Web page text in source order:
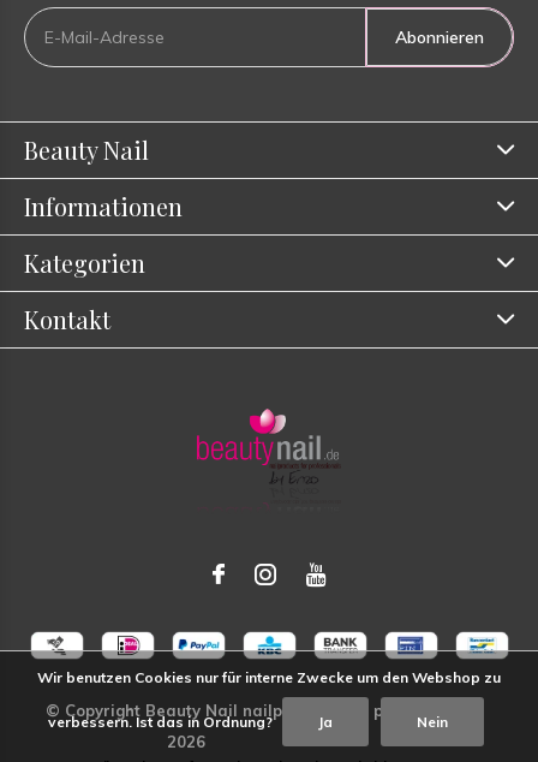
Abonnieren
Beauty Nail
Informationen
Kategorien
Kontakt
Wir benutzen Cookies nur für interne Zwecke um den Webshop zu
verbessern. Ist das in Ordnung? Ja Nein